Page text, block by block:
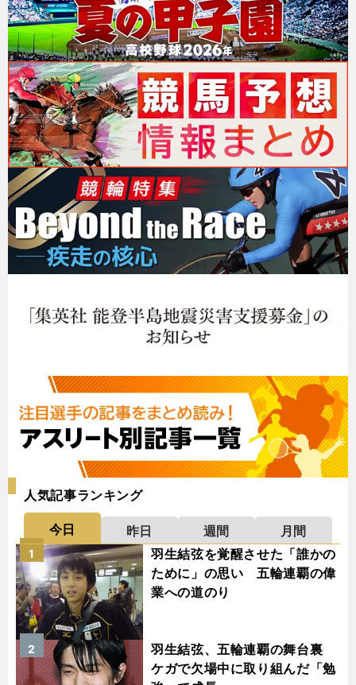
人気記事ランキング
今日 昨日 週間
月間
羽生結弦を覚醒させた「誰かの
ために」の思い 五輪連覇の偉
業への道のり
1
羽生結弦、五輪連覇の舞台裏
ケガで欠場中に取り組んだ「勉
2